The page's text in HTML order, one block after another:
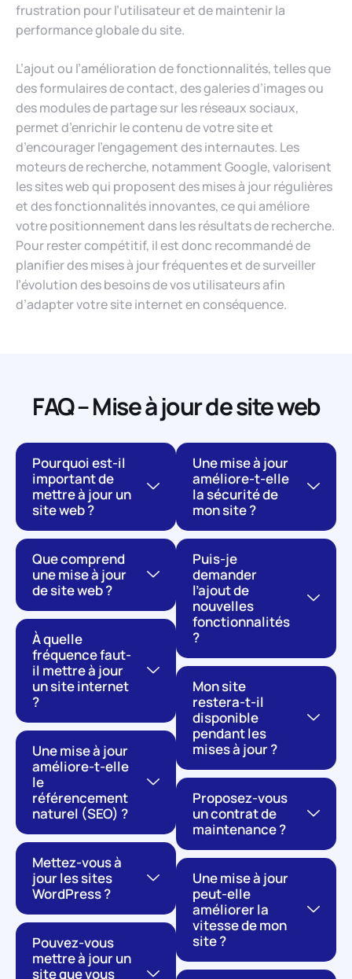
frustration pour l’utilisateur et de maintenir la
performance globale du site.
L’ajout ou l’amélioration de fonctionnalités, telles que
des formulaires de contact, des galeries d’images ou
des modules de partage sur les réseaux sociaux,
permet d’enrichir le contenu de votre site et
d’encourager l’engagement des internautes. Les
moteurs de recherche, notamment Google, valorisent
les sites web qui proposent des mises à jour régulières
et des fonctionnalités innovantes, ce qui améliore
votre positionnement dans les résultats de recherche.
Pour rester compétitif, il est donc recommandé de
planifier des mises à jour fréquentes et de surveiller
l’évolution des besoins de vos utilisateurs afin
d’adapter votre site internet en conséquence.
FAQ – Mise à jour de site web
Pourquoi est-il
important de
mettre à jour un
site web ?
Que comprend
une mise à jour
de site web ?
À quelle
fréquence faut-
il mettre à jour
un site internet
?
Une mise à jour
améliore-t-elle
le
référencement
naturel (SEO) ?
Mettez-vous à
jour les sites
WordPress ?
Pouvez-vous
mettre à jour un
site que vous
Une mise à jour
améliore-t-elle
la sécurité de
mon site ?
Puis-je
demander
l’ajout de
nouvelles
fonctionnalités
?
Mon site
restera-t-il
disponible
pendant les
mises à jour ?
Proposez-vous
un contrat de
maintenance ?
Une mise à jour
peut-elle
améliorer la
vitesse de mon
site ?